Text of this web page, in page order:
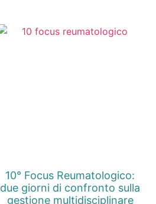
10° Focus Reumatologico:
due giorni di confronto sulla
gestione multidisciplinare